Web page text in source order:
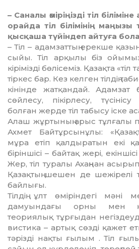
– Саналы өміріңізді тіл
орайда тіл білі­мі­нің
қыс­қа­ша түйіндеп айтуға
– Тіл – адамзаттың ерекше
сыйы. Тіл ар­қылы біз
кірімізді бөлісеміз. Қазақта
тіркес бар. Кез кел­ген тілдің
кінінде жатқандай.
сөйлесу, пікірлесу, тү­сі­нісу
болған жерде тіл табысу іске
Алаш жұртының арыс тұлғалы
Ахмет Байтұр­сын­ұлы:
мұра етіп қалдыратын екі
біріншісі – байтақ жері,
Жер, тіл туралы Ахаңнан
Қазақтың шешен де ше­жірелі
бай­лы­ғы.
Тілдің ұлт өміріндегі мәні
дамуындағы орны мен
теориялық тұр­ғыдан
вистика – артық сөзді қажет
тәрізді нақты ғылым . Тіл